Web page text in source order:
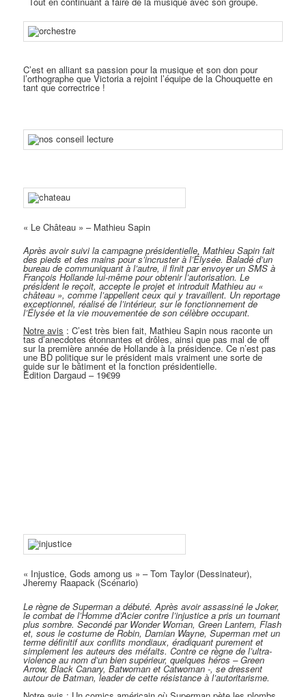
C’est en alliant sa passion pour la musique et son don pour
l’orthographe que Victoria a rejoint l’équipe de la Chouquette en
tant que correctrice !
« Le Château » – Mathieu Sapin
Après avoir suivi la campagne présidentielle, Mathieu Sapin fait
des pieds et des mains pour s’incruster à l’Élysée. Baladé d’un
bureau de communiquant à l’autre, il finit par envoyer un SMS à
François Hollande lui-même pour obtenir l’autorisation. Le
président le reçoit, accepte le projet et introduit Mathieu au «
château », comme l’appellent ceux qui y travaillent. Un reportage
exceptionnel, réalisé de l’intérieur, sur le fonctionnement de
l’Élysée et la vie mouvementée de son célèbre occupant.
Notre avis : C’est très bien fait, Mathieu Sapin nous raconte un
tas d’anecdotes étonnantes et drôles, ainsi que pas mal de off
sur la première année de Hollande à la présidence. Ce n’est pas
une BD politique sur le président mais vraiment une sorte de
guide sur le bâtiment et la fonction présidentielle.
Edition Dargaud – 19€99
« Injustice, Gods among us » – Tom Taylor (Dessinateur),
Jheremy Raapack (Scénario)
Le règne de Superman a débuté. Après avoir assassiné le Joker,
le combat de l’Homme d’Acier contre l’injustice a pris un tournant
plus sombre. Secondé par Wonder Woman, Green Lantern, Flash
et, sous le costume de Robin, Damian Wayne, Superman met un
terme définitif aux conflits mondiaux, éradiquant purement et
simplement les auteurs des méfaits. Contre ce règne de l’ultra-
violence au nom d’un bien supérieur, quelques héros – Green
Arrow, Black Canary, Batwoman et Catwoman -, se dressent
autour de Batman, leader de cette résistance à l’autoritarisme.